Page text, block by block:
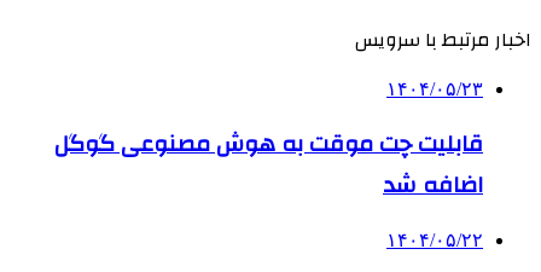
اخبار مرتبط با سرویس
۱۴۰۴/۰۵/۲۳
قابلیت چت موقت به هوش مصنوعی گوگل
اضافه شد
۱۴۰۴/۰۵/۲۲